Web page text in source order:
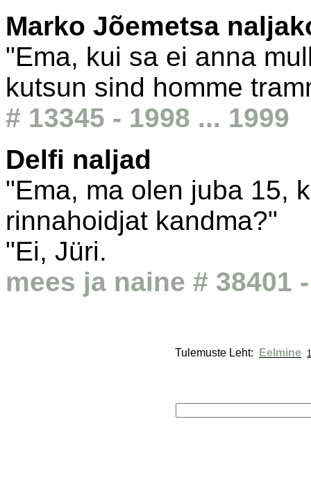
Marko Jõemetsa
"Ema, kui sa ei anna
kutsun sind homme
# 13345 - 1998 ... 1999
Delfi naljad
"Ema, ma olen juba 15,
rinnahoidjat kandma?"
"Ei, Jüri.
mees ja naine # 38401
Tulemuste Leht: Eelmine